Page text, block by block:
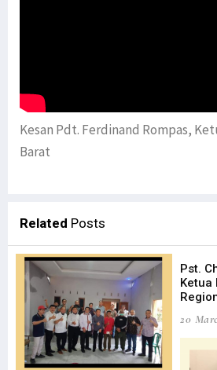
Kesan Pdt. Ferdinand Rompas,
Barat
Related Posts
Pst.
Ketua
20